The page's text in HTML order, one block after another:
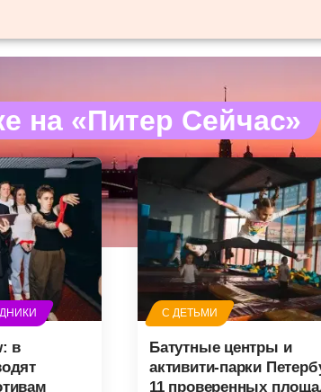
на «Питер Сейчас»
в
С ДЕТЬМИ
Батутные центры и
активити-парки
11 проверенных